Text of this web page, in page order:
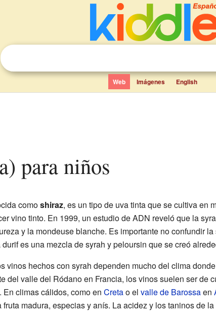
Web Imágenes English
para niños
comoshiraz, es un tipo de uva tinta que se cultiva en
vino tinto. En 1999, un estudio de ADN reveló que la
y la mondeuse blanche. Es importante no confundir
es una mezcla de syrah y peloursin que se creó
vinos hechos con syrah dependen mucho del clima
del valle del Ródano en Francia, los vinos suelen ser de
En climas cálidos, como en Cretao el valle de Barossaen
madura, especias y anís. La acidez y los taninos de